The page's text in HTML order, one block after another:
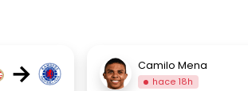
→ Camilo Mena
hace 18h